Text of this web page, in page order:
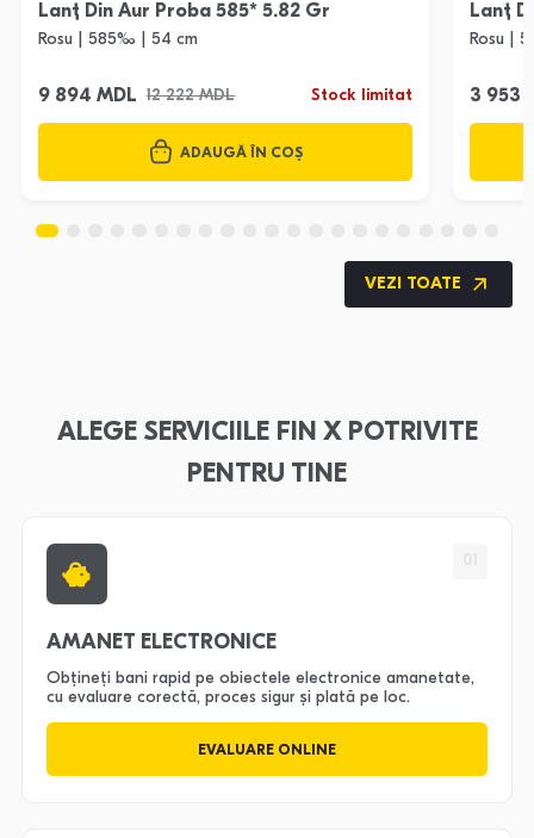
Lanț Din Aur Proba 585* 5.82 Gr
Rosu | 585‰ | 54 cm
9 894 MDL 12 222 MDL Stock limitat
ADAUGĂ ÎN COȘ
Lanț
Rosu |
3 953
VEZI TOATE
ALEGE SERVICIILE FIN X POTRIVITE
PENTRU TINE
AMANET ELECTRONICE
Obțineți bani rapid pe obiectele electronice amanetate,
cu evaluare corectă, proces sigur și plată pe loc.
EVALUARE ONLINE